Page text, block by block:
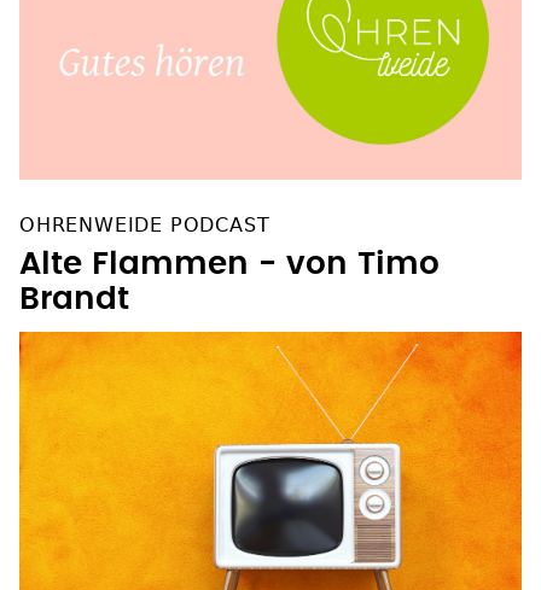
OHRENWEIDE PODCAST
Alte Flammen - von Timo
Brandt